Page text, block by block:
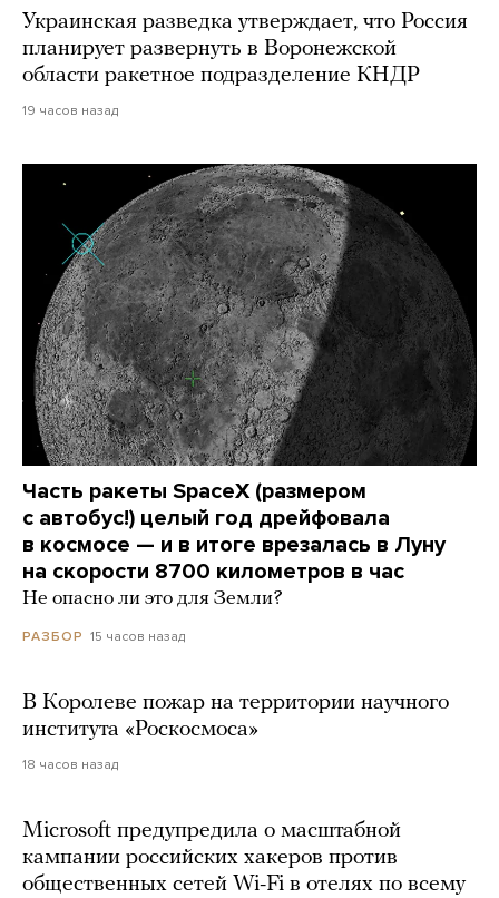
Украинская разведка утверждает, что Россия
планирует развернуть в Воронежской
области ракетное подразделение КНДР
19 часов назад
Часть ракеты SpaceX (размером
с автобус!) целый год дрейфовала
в космосе — и в итоге врезалась в Луну
на скорости 8700 километров в час
Не опасно ли это для Земли?
РАЗБОР 15 часов назад
В Королеве пожар на территории научного
института «Роскосмоса»
18 часов назад
Microsoft предупредила о масштабной
кампании российских хакеров против
общественных сетей Wi-Fi в отелях по всему